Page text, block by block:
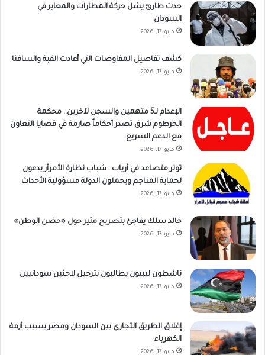
حدث طارئ يشل حركة المطارات والمعابر في
السودان
مايو 17, 2026
كشف تفاصيل المفاوضات التي أعادت القبة والسافنا
مايو 17, 2026
الإعدام لـ5 متهمين والسجن لآخرين.. محكمة
الخرطوم شرق تصدر أحكاماً صارمة في قضايا التعاون
مع الدعم السريع
مايو 17, 2026
توتر متصاعد في أرياب.. شباب نظارة الأمرأر يدعون
لحماية المناجم ويحملون الدولة مسؤولية الأحداث
مايو 17, 2026
خالد سلك يفاجئ بتصريح مثير حول «حضن الوطن»
مايو 17, 2026
ناشطون ليبيون يطالبون بترحيل لاجئين سودانيين
مايو 17, 2026
إغلاق الطريق التجاري بين السودان ومصر بسبب أزمة
الكهرباء
مايو 17, 2026